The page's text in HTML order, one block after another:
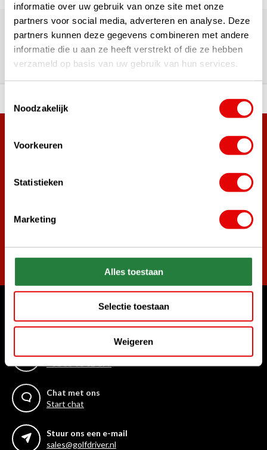
informatie over uw gebruik van onze site met onze
partners voor social media, adverteren en analyse. Deze
partners kunnen deze gegevens combineren met andere
informatie die u aan ze heeft verstrekt of die ze hebben
verzameld op basis van uw gebruik van hun services.
Noodzakelijk
Voorkeuren
Statistieken
Marketing
Alles toestaan
Selectie toestaan
Weigeren
180.000+ Klanten | 5.000+ Reviews | Trusted Shops, TrustPilot,
Google
Reviews: Onze klanten aan het
woord
Vóór 15:00 besteld,
Meer dan 38.000 klanten hebben zich al
Word ook lid van de nieuwsbrief en mis nooit meer de beste
golf aanbiedingen!
Waar kunnen we u mee helpen?
Klantenservice:
Chat met ons
Start chat
Stuur ons een e-mail
sales@golfdriver.nl